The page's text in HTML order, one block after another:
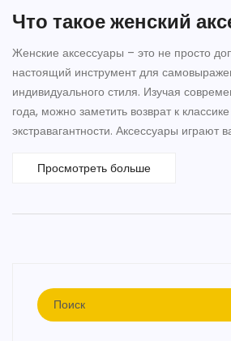
Что такое женский
Женские аксессуары – это не просто
настоящий инструмент для
индивидуального стиля. Изучая
года, можно заметить возврат к
экстравагантности. Аксессуары играют
наряды. От правильного выбора обуви
Просмотреть больше